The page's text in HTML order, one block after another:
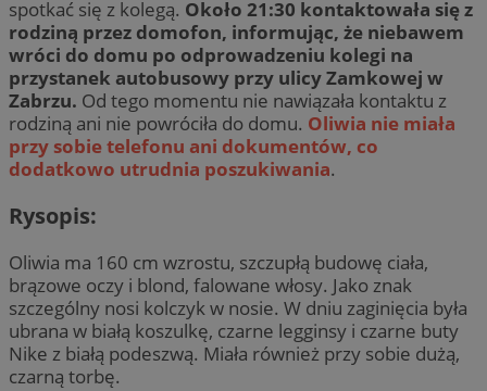
spotkać się z kolegą. Około 21:30 kontaktowała się z
rodziną przez domofon, informując, że niebawem
wróci do domu po odprowadzeniu kolegi na
przystanek autobusowy przy ulicy Zamkowej w
Zabrzu. Od tego momentu nie nawiązała kontaktu z
rodziną ani nie powróciła do domu. Oliwia nie miała
przy sobie telefonu ani dokumentów, co
dodatkowo utrudnia poszukiwania.
Rysopis:
Oliwia ma 160 cm wzrostu, szczupłą budowę ciała,
brązowe oczy i blond, falowane włosy. Jako znak
szczególny nosi kolczyk w nosie. W dniu zaginięcia była
ubrana w białą koszulkę, czarne legginsy i czarne buty
Nike z białą podeszwą. Miała również przy sobie dużą,
czarną torbę.